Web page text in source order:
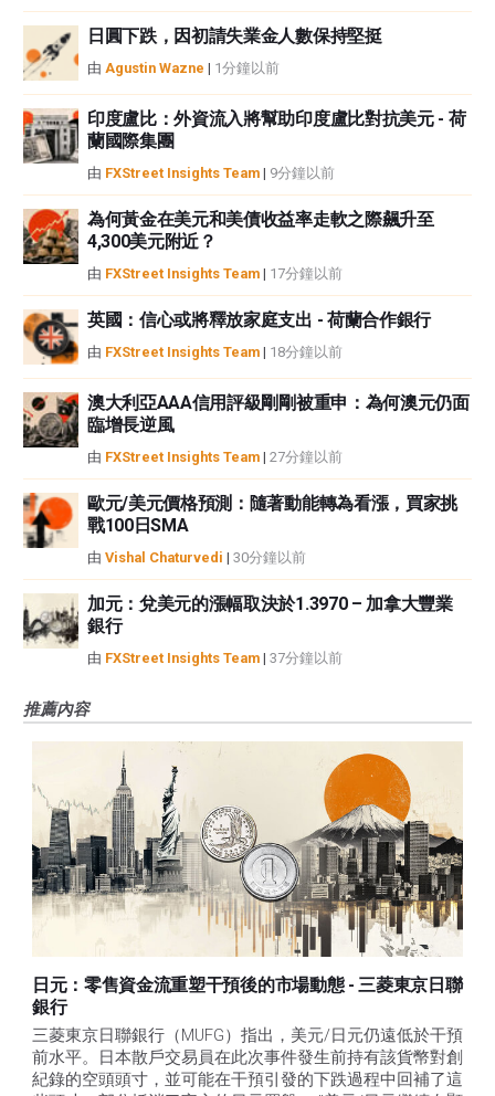
性不作任何陳述。FXStreet和作者將不承擔任何錯誤，遺漏或任何損失，傷害
或損害由此資訊及其顯示或使用引起的。錯誤和遺漏除外。本文作者和
FXStreet並非註冊投資顧問，本文內容無意提供任何投資建議。
日圓下跌，因初請失業金人數保持堅挺
由 Agustin Wazne | 1分鐘以前
印度盧比：外資流入將幫助印度盧比對抗美元 - 荷
蘭國際集團
由 FXStreet Insights Team | 9分鐘以前
為何黃金在美元和美債收益率走軟之際飆升至
4,300美元附近？
由 FXStreet Insights Team | 17分鐘以前
英國：信心或將釋放家庭支出 - 荷蘭合作銀行
由 FXStreet Insights Team | 18分鐘以前
澳大利亞AAA信用評級剛剛被重申：為何澳元仍面
臨增長逆風
由 FXStreet Insights Team | 27分鐘以前
歐元/美元價格預測：隨著動能轉為看漲，買家挑
戰100日SMA
由 Vishal Chaturvedi | 30分鐘以前
加元：兌美元的漲幅取決於1.3970 – 加拿大豐業
銀行
由 FXStreet Insights Team | 37分鐘以前
推薦內容
日元：零售資金流重塑干預後的市場動態 - 三菱東京日聯
銀行
三菱東京日聯銀行（MUFG）指出，美元/日元仍遠低於干預
前水平。日本散戶交易員在此次事件發生前持有該貨幣對創
紀錄的空頭頭寸，並可能在干預引發的下跌過程中回補了這